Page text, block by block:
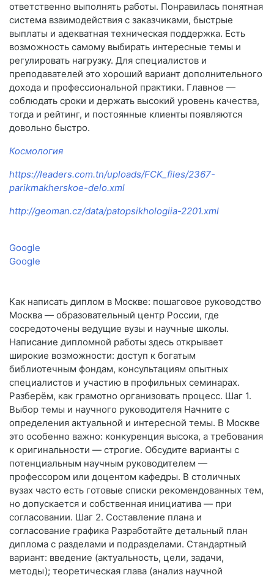
ответственно выполнять работы. Понравилась понятная
система взаимодействия с заказчиками, быстрые
выплаты и адекватная техническая поддержка. Есть
возможность самому выбирать интересные темы и
регулировать нагрузку. Для специалистов и
преподавателей это хороший вариант дополнительного
дохода и профессиональной практики. Главное —
соблюдать сроки и держать высокий уровень качества,
тогда и рейтинг, и постоянные клиенты появляются
довольно быстро.
Космология
https://leaders.com.tn/uploads/FCK_files/2367-
parikmakherskoe-delo.xml
http://geoman.cz/data/patopsikhologiia-2201.xml
Google
Google
Как написать диплом в Москве: пошаговое руководство
Москва — образовательный центр России, где
сосредоточены ведущие вузы и научные школы.
Написание дипломной работы здесь открывает
широкие возможности: доступ к богатым
библиотечным фондам, консультациям опытных
специалистов и участию в профильных семинарах.
Разберём, как грамотно организовать процесс. Шаг 1.
Выбор темы и научного руководителя Начните с
определения актуальной и интересной темы. В Москве
это особенно важно: конкуренция высока, а требования
к оригинальности — строгие. Обсудите варианты с
потенциальным научным руководителем —
профессором или доцентом кафедры. В столичных
вузах часто есть готовые списки рекомендованных тем,
но допускается и собственная инициатива — при
согласовании. Шаг 2. Составление плана и
согласование графика Разработайте детальный план
диплома с разделами и подразделами. Стандартный
вариант: введение (актуальность, цели, задачи,
методы); теоретическая глава (анализ научной